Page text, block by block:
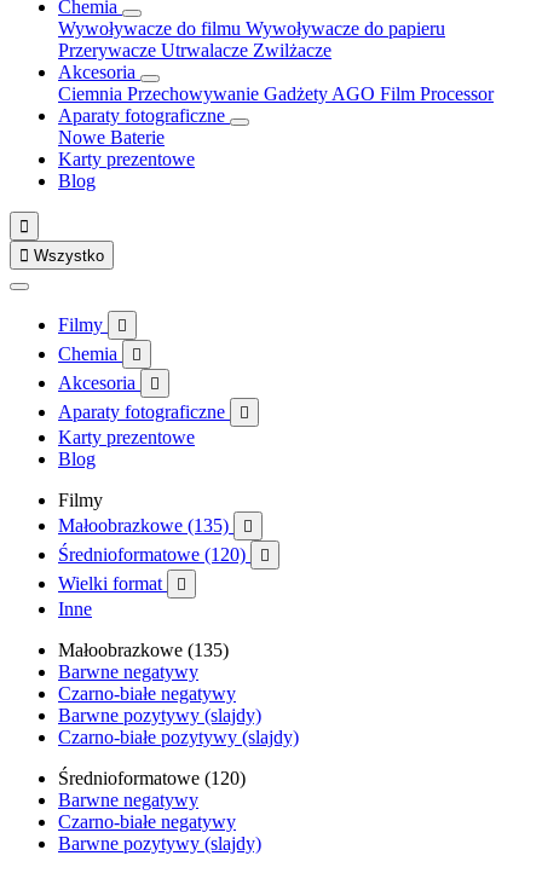
Chemia
Wywoływacze do filmu Wywoływacze do papieru
Przerywacze Utrwalacze Zwilżacze
Akcesoria
Ciemnia Przechowywanie Gadżety AGO Film Processor
Aparaty fotograficzne
Nowe Baterie
Karty prezentowe
Blog

 Wszystko
Filmy 
Chemia 
Akcesoria 
Aparaty fotograficzne 
Karty prezentowe
Blog
Filmy
Małoobrazkowe (135)

Średnioformatowe (120) 
Wielki format 
Inne
Małoobrazkowe (135)
Barwne negatywy
Czarno-białe negatywy
Barwne pozytywy (slajdy)
Czarno-białe pozytywy (slajdy)
Średnioformatowe (120)
Barwne negatywy
Czarno-białe negatywy
Barwne pozytywy (slajdy)